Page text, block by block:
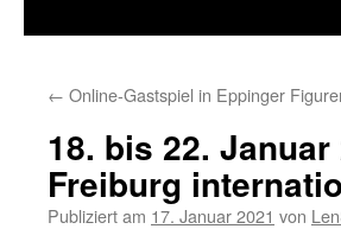
← Online-Gastspiel in Eppinger
18. bis 22.
Freiburg
Publiziert am 17. Januar 2021 von